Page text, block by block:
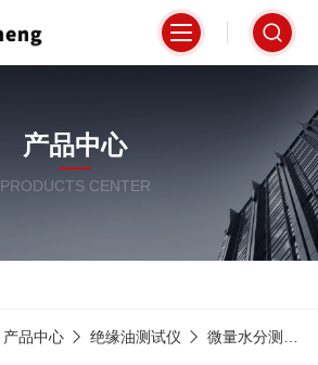
产品中心
PRODUCTS CENTER
产品中心 绝缘油测试仪 微量水分测试仪